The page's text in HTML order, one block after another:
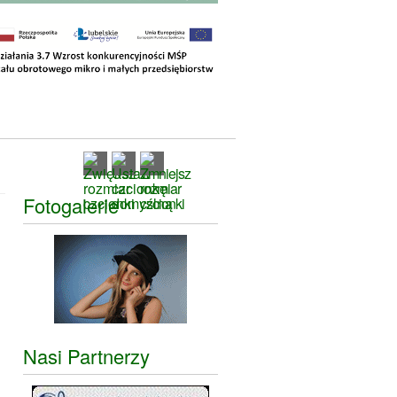
Fotogalerie
Nasi Partnerzy